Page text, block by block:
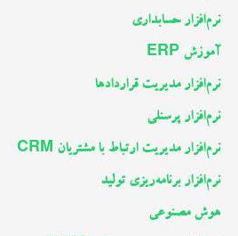
نرم‌افزار حسابداری
آموزش ERP
نرم‌افزار مدیریت قراردادها
نرم‌افزار پرسنلی
نرم‌افزار مدیریت ارتباط با مشتریان CRM
نرم‌افزار برنامه‌ریزی تولید
هوش مصنوعی